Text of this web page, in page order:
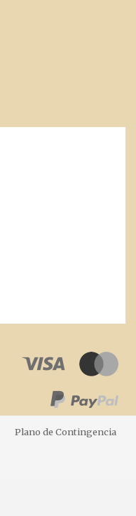
Plano de Contingencia